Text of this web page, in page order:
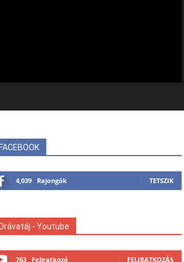
4,039 Rajongók TETSZIK
- Youtube
763 Feliratkozó FELIRATKOZÁS